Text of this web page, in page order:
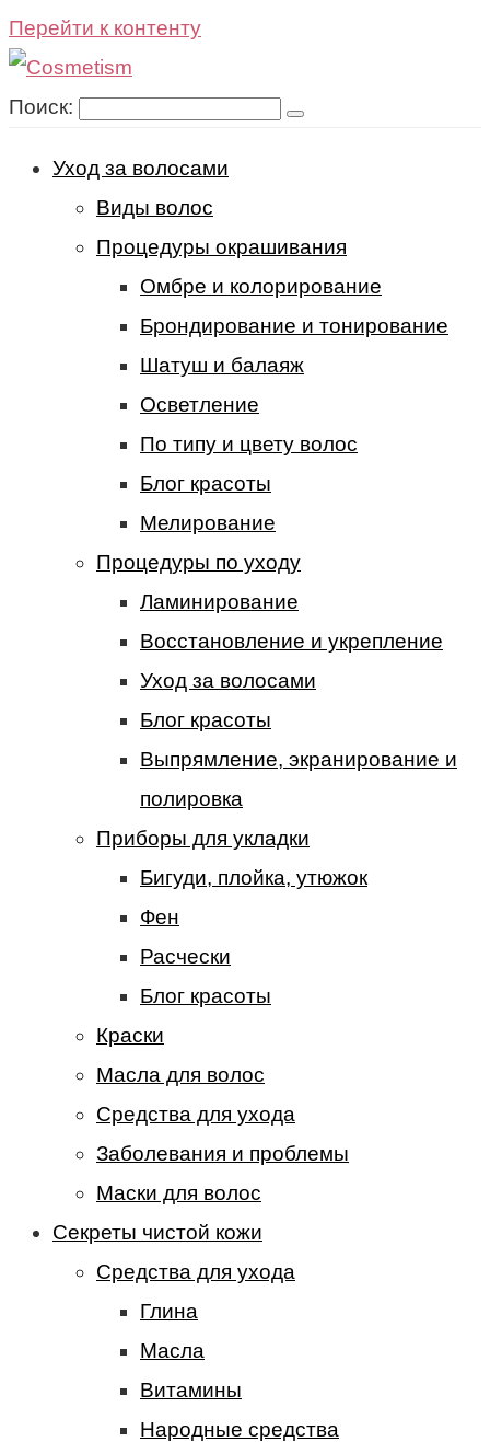
Перейти к контенту
Поиск:
Уход за волосами
Виды волос
Процедуры окрашивания
Омбре и колорирование
Брондирование и тонирование
Шатуш и балаяж
Осветление
По типу и цвету волос
Блог красоты
Мелирование
Процедуры по уходу
Ламинирование
Восстановление и укрепление
Уход за волосами
Блог красоты
Выпрямление, экранирование и
полировка
Приборы для укладки
Бигуди, плойка, утюжок
Фен
Расчески
Блог красоты
Краски
Масла для волос
Средства для ухода
Заболевания и проблемы
Маски для волос
Секреты чистой кожи
Средства для ухода
Глина
Масла
Витамины
Народные средства